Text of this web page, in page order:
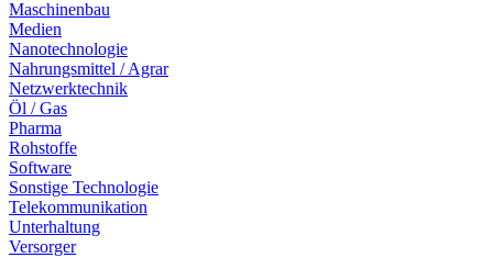
Maschinenbau
Medien
Nanotechnologie
Nahrungsmittel / Agrar
Netzwerktechnik
Öl / Gas
Pharma
Rohstoffe
Software
Sonstige Technologie
Telekommunikation
Unterhaltung
Versorger